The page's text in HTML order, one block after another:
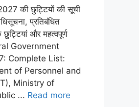
की छुट्टियों की सूची
प्रतिबंधित
और महत्वपूर्ण
Government
Complete List:
of Personnel and
Ministry of
... Read more